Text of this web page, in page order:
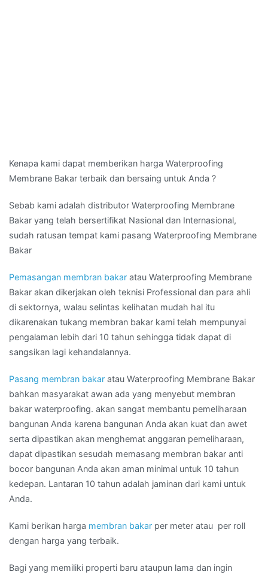
Kenapa kami dapat memberikan harga Waterproofing
Membrane Bakar terbaik dan bersaing untuk Anda ?
Sebab kami adalah distributor Waterproofing Membrane
Bakar yang telah bersertifikat Nasional dan Internasional,
sudah ratusan tempat kami pasang Waterproofing Membrane
Bakar
Pemasangan membran bakar atau Waterproofing Membrane
Bakar akan dikerjakan oleh teknisi Professional dan para ahli
di sektornya, walau selintas kelihatan mudah hal itu
dikarenakan tukang membran bakar kami telah mempunyai
pengalaman lebih dari 10 tahun sehingga tidak dapat di
sangsikan lagi kehandalannya.
Pasang membran bakar atau Waterproofing Membrane Bakar
bahkan masyarakat awan ada yang menyebut membran
bakar waterproofing. akan sangat membantu pemeliharaan
bangunan Anda karena bangunan Anda akan kuat dan awet
serta dipastikan akan menghemat anggaran pemeliharaan,
dapat dipastikan sesudah memasang membran bakar anti
bocor bangunan Anda akan aman minimal untuk 10 tahun
kedepan. Lantaran 10 tahun adalah jaminan dari kami untuk
Anda.
Kami berikan harga membran bakar per meter atau per roll
dengan harga yang terbaik.
Bagi yang memiliki properti baru ataupun lama dan ingin